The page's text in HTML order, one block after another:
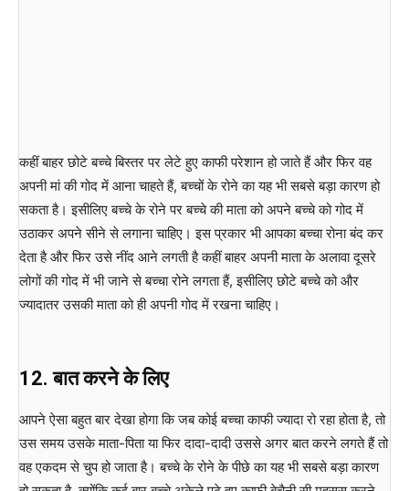
कहीं बाहर छोटे बच्चे बिस्तर पर लेटे हुए काफी परेशान हो जाते हैं और फिर वह
अपनी मां की गोद में आना चाहते हैं, बच्चों के रोने का यह भी सबसे बड़ा कारण हो
सकता है। इसीलिए बच्चे के रोने पर बच्चे की माता को अपने बच्चे को गोद में
उठाकर अपने सीने से लगाना चाहिए। इस प्रकार भी आपका बच्चा रोना बंद कर
देता है और फिर उसे नींद आने लगती है कहीं बाहर अपनी माता के अलावा दूसरे
लोगों की गोद में भी जाने से बच्चा रोने लगता हैं, इसीलिए छोटे बच्चे को और
ज्यादातर उसकी माता को ही अपनी गोद में रखना चाहिए।
12. बात करने के लिए
आपने ऐसा बहुत बार देखा होगा कि जब कोई बच्चा काफी ज्यादा रो रहा होता है, तो
उस समय उसके माता-पिता या फिर दादा-दादी उससे अगर बात करने लगते हैं तो
वह एकदम से चुप हो जाता है। बच्चे के रोने के पीछे का यह भी सबसे बड़ा कारण